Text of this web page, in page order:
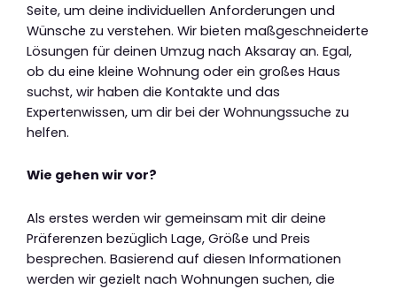
Seite, um deine individuellen Anforderungen und
Wünsche zu verstehen. Wir bieten maßgeschneiderte
Lösungen für deinen Umzug nach Aksaray an. Egal,
ob du eine kleine Wohnung oder ein großes Haus
suchst, wir haben die Kontakte und das
Expertenwissen, um dir bei der Wohnungssuche zu
helfen.
Wie gehen wir vor?
Als erstes werden wir gemeinsam mit dir deine
Präferenzen bezüglich Lage, Größe und Preis
besprechen. Basierend auf diesen Informationen
werden wir gezielt nach Wohnungen suchen, die